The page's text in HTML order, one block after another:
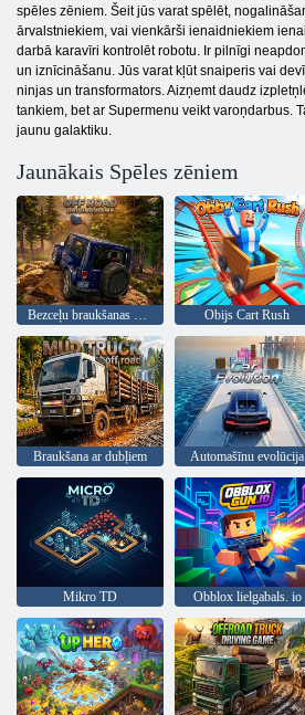
spēles zēniem. Šeit jūs varat spēlēt,
ārvalstniekiem, vai vienkārši ienaidniekiem
darbā karavīri kontrolēt robotu. Ir pilnīgi
un iznīcināšanu. Jūs varat kļūt snaiperis vai
ninjas un transformators. Aizņemt daudz
tankiem, bet ar Supermenu veikt varoņdarbus.
jaunu galaktiku.
Jaunākais Spēles zēniem
Bezceļu braukšanas spēle Obijs Cart Rush
Braukšana ar dubļiem Automašīnu evolūcija
Mikro TD Obblox lielgabals. io